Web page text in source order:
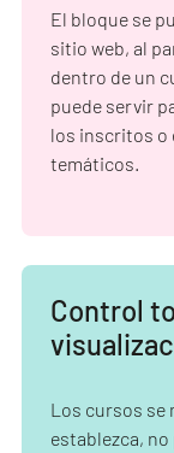
El bloque se
sitio web, al
dentro de un
puede servir
los inscritos o
temáticos.
Control
Los cursos se
establezca,